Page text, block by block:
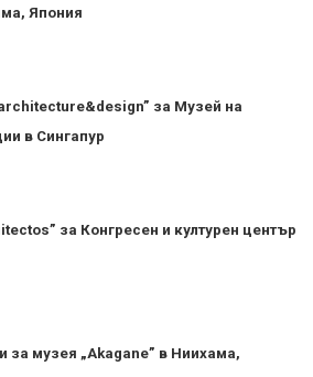
Япония
за Музей на
в Сингапур
за Конгресен и културен център
за музея „Akagane” в Ниихама,